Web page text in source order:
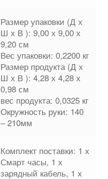
Размер упаковки (Д х
Ш х В ): 9,00 х 9,00 х
9,20 см
Вес упаковки: 0,2200 кг
Размер продукта (Д х
Ш х В ): 4,28 х 4,28 х
0,98 см
вес продукта: 0,0325 кг
Окружность руки: 140
– 210мм
Комплект поставки: 1 х
Смарт часы, 1 х
зарядный кабель, 1 х